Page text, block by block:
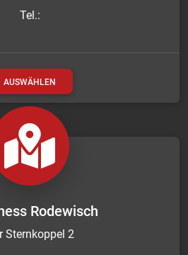
Tel.:
AUSWÄHLEN
Rodewisch
Sternkoppel 2